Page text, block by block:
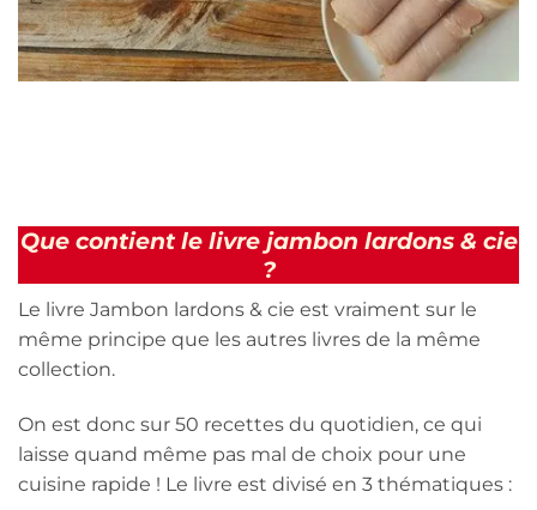
Que contient le livre jambon lardons & cie
?
Le livre Jambon lardons & cie est vraiment sur le
même principe que les autres livres de la même
collection.
On est donc sur 50 recettes du quotidien, ce qui
laisse quand même pas mal de choix pour une
cuisine rapide ! Le livre est divisé en 3 thématiques :